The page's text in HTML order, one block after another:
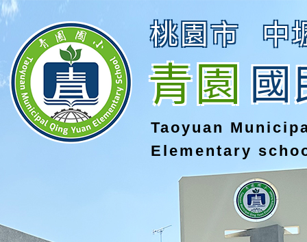
桃園市 中
青園國
Taoyuan
Elementary